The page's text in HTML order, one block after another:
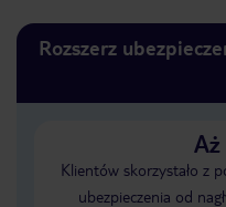
Rozszerz
Klientów skorzystało z
ubezpieczenia od